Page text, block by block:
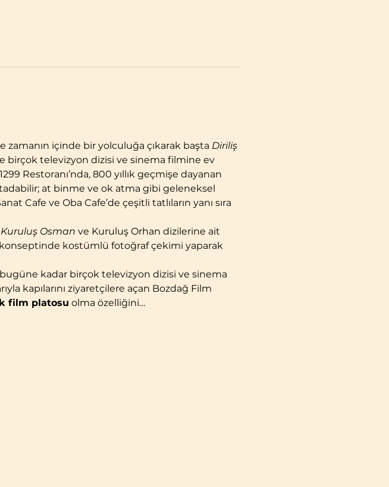
zamanın içinde bir yolculuğa çıkarak başta Diriliş
birçok televizyon dizisi ve sinema filmine ev
Restoranı’nda, 800 yıllık geçmişe dayanan
at binme ve ok atma gibi geleneksel
Cafe ve Oba Cafe’de çeşitli tatlıların yanı sıra
Kuruluş Osman ve Kuruluş Orhan dizilerine ait
konseptinde kostümlü fotoğraf çekimi yaparak
bugüne kadar birçok televizyon dizisi ve sinema
kapılarını ziyaretçilere açan Bozdağ Film
film platosu olma özelliğini…